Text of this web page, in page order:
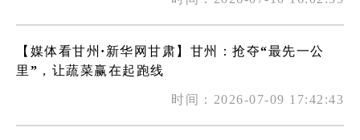
【媒体看甘州·新华网甘肃】甘州：抢夺“最先一公
里”，让蔬菜赢在起跑线
时间：2026-07-09 17:42:43